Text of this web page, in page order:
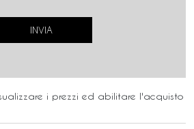
i prezzi ed abilitare l'acquisto